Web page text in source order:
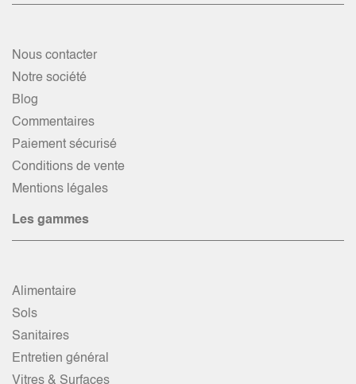
Nous contacter
Notre société
Blog
Commentaires
Paiement sécurisé
Conditions de vente
Mentions légales
Les gammes
Alimentaire
Sols
Sanitaires
Entretien général
Vitres & Surfaces